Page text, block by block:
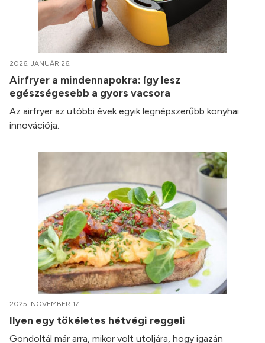
2026. JANUÁR 26.
Airfryer a mindennapokra: így lesz
egészségesebb a gyors vacsora
Az airfryer az utóbbi évek egyik legnépszerűbb konyhai
innovációja.
2025. NOVEMBER 17.
Ilyen egy tökéletes hétvégi reggeli
Gondoltál már arra, mikor volt utoljára, hogy igazán